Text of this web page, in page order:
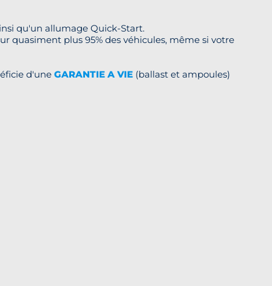
qu'un allumage Quick-Start.
quasiment plus 95% des véhicules, même si votre
d'une GARANTIE A VIE (ballast et ampoules)